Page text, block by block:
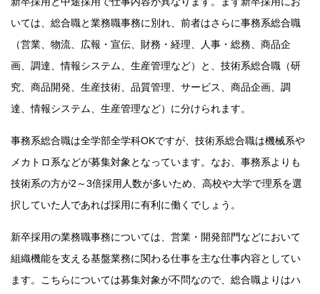
いては、総合職と業務職事務に別れ、前者はさらに事務系総合職
（営業、物流、広報・宣伝、財務・経理、人事・総務、商品企
画、調達、情報システム、生産管理など）と、技術系総合職（研
究、商品開発、生産技術、品質管理、サービス、商品企画、調
達、情報システム、生産管理など）に分けられます。
事務系総合職は全学部全学科OKですが、技術系総合職は機械系や
メカトロ系などが募集対象となっています。なお、事務系よりも
技術系の方が2～3倍採用人数が多いため、高校や大学で理系を選
択していた人であれば採用に有利に働くでしょう。
新卒採用の業務職事務については、営業・開発部門などにおいて
組織機能を支える基盤業務に関わる仕事を主な仕事内容としてい
ます。こちらについては募集対象が不問なので、総合職よりはハ